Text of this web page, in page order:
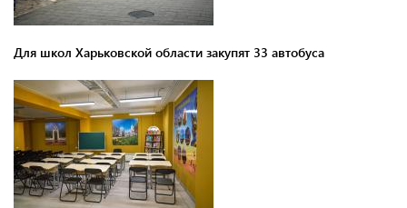
Для школ Харьковской области закупят 33 автобуса